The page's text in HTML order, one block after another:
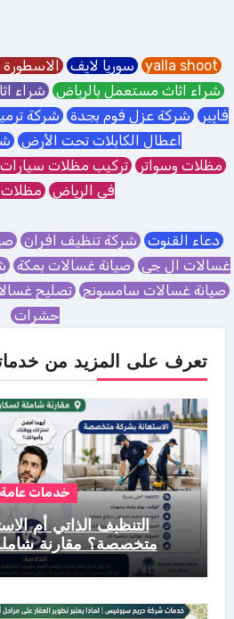
yalla shoot سوريا لايف الاسطورة
شراء اثاث مستعمل بالرياض شراء
فايبر شركة عزل فوم بجدة شركة
اعطال الكابلات تحت الأرض
مظلات وسواتر تركيب مظلات
في الرياض مظلات
دعاء القنوت شركة تنظيف افران
غسالات ال جي صيانة غسالات بمكة
صيانة غسالات سامسونج تصليح
حشرات
تعرف على المزيد من
خدمات عامة
التنظيف الذاتي أم
متخصصة؟ مقارنة